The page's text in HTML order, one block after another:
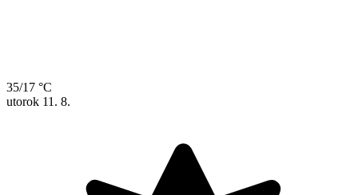
35/17 °C
utorok 11. 8.